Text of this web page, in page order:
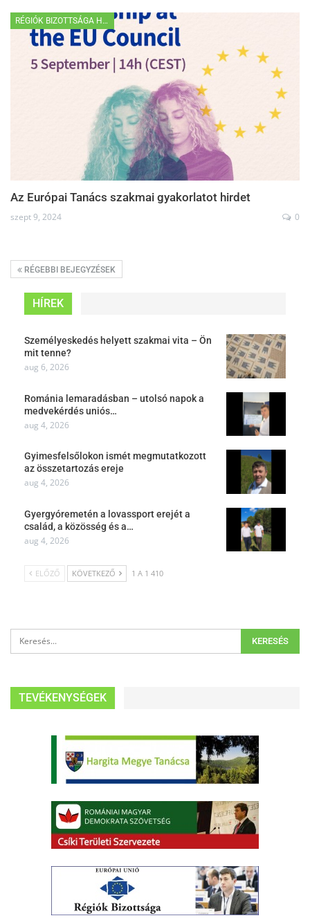
RÉGIÓK BIZOTTSÁGA HÍREK
Az Európai Tanács szakmai gyakorlatot hirdet
szept 9, 2024 0
RÉGEBBI BEJEGYZÉSEK
HÍREK
Személyeskedés helyett szakmai vita – Ön
mit tenne?
aug 6, 2026
Románia lemaradásban – utolsó napok a
medvekérdés uniós…
aug 4, 2026
Gyimesfelsőlokon ismét megmutatkozott
az összetartozás ereje
aug 4, 2026
Gyergyóremetén a lovassport erejét a
család, a közösség és a…
aug 4, 2026
ELŐZŐ KÖVETKEZŐ 1 A 1 410
TEVÉKENYSÉGEK